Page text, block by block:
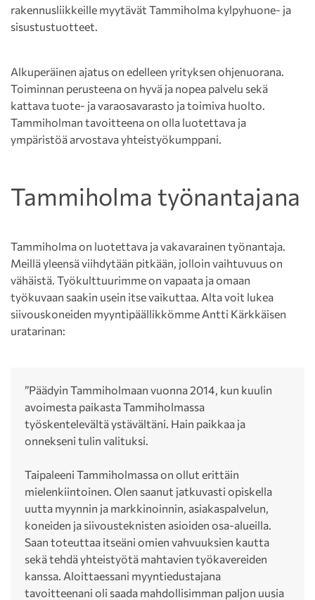
rakennusliikkeille myytävät Tammiholma kylpyhuone- ja
sisustustuotteet.
Alkuperäinen ajatus on edelleen yrityksen ohjenuorana.
Toiminnan perusteena on hyvä ja nopea palvelu sekä
kattava tuote- ja varaosavarasto ja toimiva huolto.
Tammiholman tavoitteena on olla luotettava ja
ympäristöä arvostava yhteistyökumppani.
Tammiholma työnantajana
Tammiholma on luotettava ja vakavarainen työnantaja.
Meillä yleensä viihdytään pitkään, jolloin vaihtuvuus on
vähäistä. Työkulttuurimme on vapaata ja omaan
työkuvaan saakin usein itse vaikuttaa. Alta voit lukea
siivouskoneiden myyntipäällikkömme Antti Kärkkäisen
uratarinan:
”Päädyin Tammiholmaan vuonna 2014, kun kuulin
avoimesta paikasta Tammiholmassa
työskentelevältä ystävältäni. Hain paikkaa ja
onnekseni tulin valituksi.
Taipaleeni Tammiholmassa on ollut erittäin
mielenkiintoinen. Olen saanut jatkuvasti opiskella
uutta myynnin ja markkinoinnin, asiakaspalvelun,
koneiden ja siivousteknisten asioiden osa-alueilla.
Saan toteuttaa itseäni omien vahvuuksien kautta
sekä tehdä yhteistyötä mahtavien työkavereiden
kanssa. Aloittaessani myyntiedustajana
tavoitteenani oli saada mahdollisimman paljon uusia